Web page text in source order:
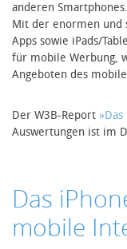
anderen Smartphones.
Mit der enormen und
Apps sowie iPads/
für mobile Werbung,
Angeboten des
Der W3B-Report
Auswertungen ist im
Das
mobile